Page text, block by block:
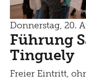
Donnerstag, 20.
Führung
Tinguely
Freier Eintritt,